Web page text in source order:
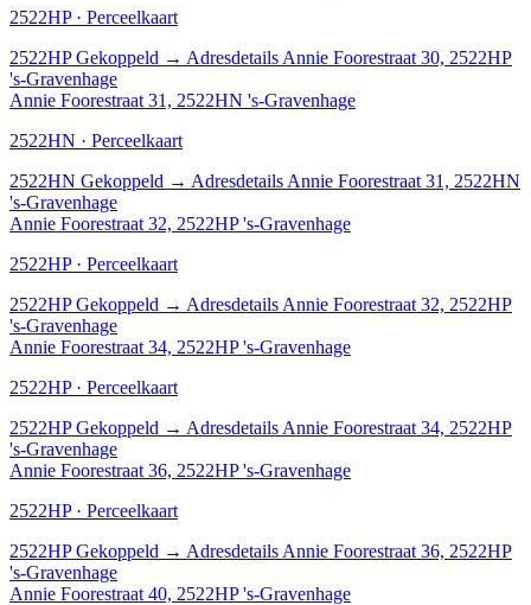
2522HP · Perceelkaart
2522HP Gekoppeld → Adresdetails Annie Foorestraat 30, 2522HP
's-Gravenhage
Annie Foorestraat 31, 2522HN 's-Gravenhage
2522HN · Perceelkaart
2522HN Gekoppeld → Adresdetails Annie Foorestraat 31, 2522HN
's-Gravenhage
Annie Foorestraat 32, 2522HP 's-Gravenhage
2522HP · Perceelkaart
2522HP Gekoppeld → Adresdetails Annie Foorestraat 32, 2522HP
's-Gravenhage
Annie Foorestraat 34, 2522HP 's-Gravenhage
2522HP · Perceelkaart
2522HP Gekoppeld → Adresdetails Annie Foorestraat 34, 2522HP
's-Gravenhage
Annie Foorestraat 36, 2522HP 's-Gravenhage
2522HP · Perceelkaart
2522HP Gekoppeld → Adresdetails Annie Foorestraat 36, 2522HP
's-Gravenhage
Annie Foorestraat 40, 2522HP 's-Gravenhage